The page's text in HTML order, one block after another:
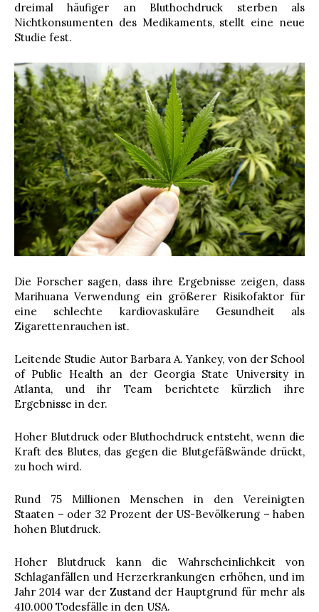
dreimal häufiger an Bluthochdruck sterben als
Nichtkonsumenten des Medikaments, stellt eine neue
Studie fest.
Die Forscher sagen, dass ihre Ergebnisse zeigen, dass
Marihuana Verwendung ein größerer Risikofaktor für
eine schlechte kardiovaskuläre Gesundheit als
Zigarettenrauchen ist.
Leitende Studie Autor Barbara A. Yankey, von der School
of Public Health an der Georgia State University in
Atlanta, und ihr Team berichtete kürzlich ihre
Ergebnisse in der.
Hoher Blutdruck oder Bluthochdruck entsteht, wenn die
Kraft des Blutes, das gegen die Blutgefäßwände drückt,
zu hoch wird.
Rund 75 Millionen Menschen in den Vereinigten
Staaten – oder 32 Prozent der US-Bevölkerung – haben
hohen Blutdruck.
Hoher Blutdruck kann die Wahrscheinlichkeit von
Schlaganfällen und Herzerkrankungen erhöhen, und im
Jahr 2014 war der Zustand der Hauptgrund für mehr als
410.000 Todesfälle in den USA.